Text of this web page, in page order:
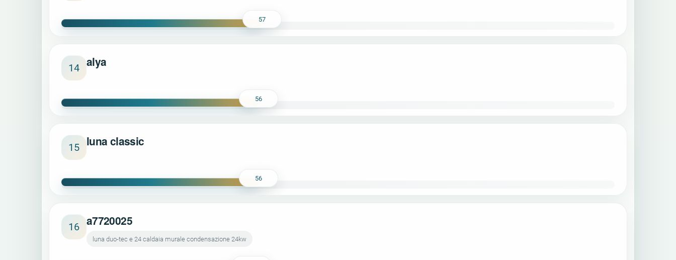
57
14 alya
56
15 luna classic
56
16 a7720025
luna duo-tec e 24 caldaia murale condensazione 24kw